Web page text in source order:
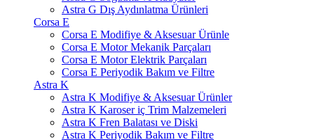
Astra G Dış Aydınlatma Ürünleri
Corsa E
Corsa E Modifiye & Aksesuar Ürünle
Corsa E Motor Mekanik Parçaları
Corsa E Motor Elektrik Parçaları
Corsa E Periyodik Bakım ve Filtre
Astra K
Astra K Modifiye & Aksesuar Ürünler
Astra K Karoser iç Trim Malzemeleri
Astra K Fren Balatası ve Diski
Astra K Periyodik Bakım ve Filtre